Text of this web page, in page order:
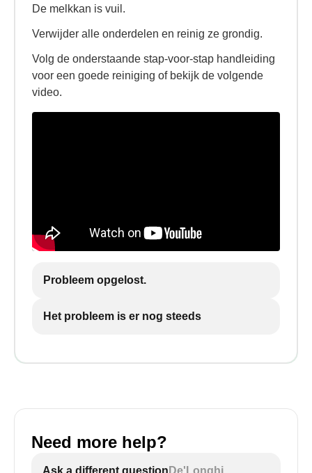
De melkkan is vuil.
Verwijder alle onderdelen en reinig ze grondig.
Volg de onderstaande stap-voor-stap handleiding
voor een goede reiniging of bekijk de volgende
video.
Probleem opgelost.
Het probleem is er nog steeds
Need more help?